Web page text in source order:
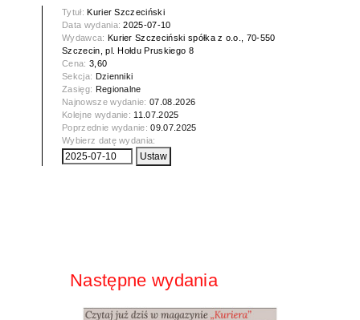
Tytuł: Kurier Szczeciński
Data wydania:2025-07-10
Wydawca: Kurier Szczeciński spółka z o.o., 70-550
Szczecin, pl. Hołdu Pruskiego 8
Cena: 3,60
Sekcja: Dzienniki
Zasięg: Regionalne
Najnowsze wydanie:07.08.2026
Kolejne wydanie:11.07.2025
Poprzednie wydanie:09.07.2025
Wybierz datę wydania:
Następne wydania